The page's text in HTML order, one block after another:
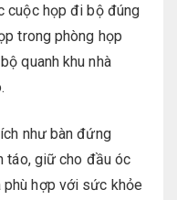
cuộc họp đi bộ đúng
trong phòng họp
quanh khu nhà
như bàn đứng
táo, giữ cho đầu óc
hợp với sức khỏe